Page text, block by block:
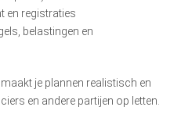
en registraties
belastingen en
je plannen realistisch en
en andere partijen op letten.